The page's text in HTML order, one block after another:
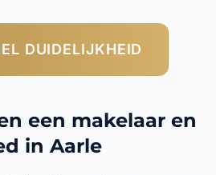
DUIDELIJKHEID
een makelaar en
in Aarle